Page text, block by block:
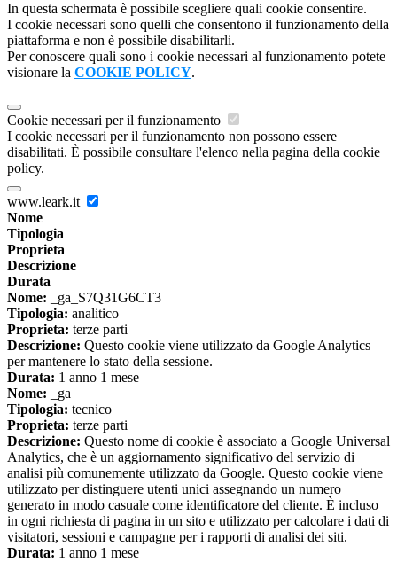
In questa schermata è possibile scegliere quali cookie consentire.
I cookie necessari sono quelli che consentono il funzionamento della
piattaforma e non è possibile disabilitarli.
Per conoscere quali sono i cookie necessari al funzionamento potete
visionare la COOKIE POLICY.
Cookie necessari per il funzionamento
I cookie necessari per il funzionamento non possono essere
disabilitati. È possibile consultare l'elenco nella pagina della cookie
policy.
www.leark.it
Nome
Tipologia
Proprieta
Descrizione
Durata
Nome: _ga_S7Q31G6CT3
Tipologia: analitico
Proprieta: terze parti
Descrizione: Questo cookie viene utilizzato da Google Analytics
per mantenere lo stato della sessione.
Durata: 1 anno 1 mese
Nome: _ga
Tipologia: tecnico
Proprieta: terze parti
Descrizione: Questo nome di cookie è associato a Google Universal
Analytics, che è un aggiornamento significativo del servizio di
analisi più comunemente utilizzato da Google. Questo cookie viene
utilizzato per distinguere utenti unici assegnando un numero
generato in modo casuale come identificatore del cliente. È incluso
in ogni richiesta di pagina in un sito e utilizzato per calcolare i dati di
visitatori, sessioni e campagne per i rapporti di analisi dei siti.
Durata: 1 anno 1 mese